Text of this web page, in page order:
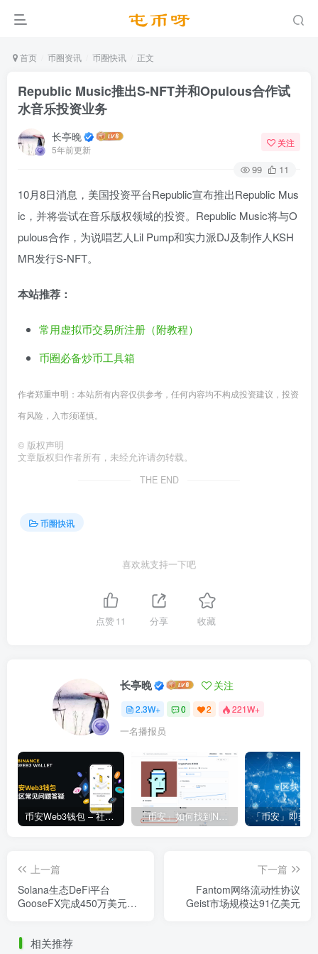
首页 币圈资讯 币圈快讯 正文
Republic Music推出S-NFT并和Opulous合作试
⽔⾳乐投资业务
长亭晚
5年前更新
关注
99 11
10月8日消息，美国投资平台Republic宣布推出Republic Mus
ic，并将尝试在⾳乐版权领域的投资。Republic Music将与O
pulous合作，为说唱艺⼈Lil Pump和实⼒派DJ及制作⼈KSH
MR发⾏S-NFT。
本站推荐：
常用虚拟币交易所注册（附教程）
币圈必备炒币工具箱
作者郑重申明：本站所有内容仅供参考，任何内容均不构成投资建议，投资
有风险，入市须谨慎。
© 版权声明
文章版权归作者所有，未经允许请勿转载。
THE END
币圈快讯
喜欢就支持一下吧
点赞11 分享 收藏
长亭晚 关注
2.3W+ 0 2 221W+
一名播报员
币安Web3钱包 – 社区常见问题答疑 「币安」如何找到NFT合约地址？
上一篇
Solana生态DeFi平台
GooseFX完成450万美元种
下一篇
Fantom网络流动性协议
Geist市场规模达91亿美元
相关推荐